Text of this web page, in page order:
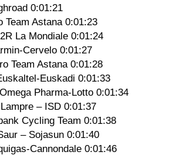
0:01:21
Team Astana 0:01:23
La Mondiale 0:01:24
Cervelo 0:01:27
Team Astana 0:01:28
Euskadi 0:01:33
Pharma-Lotto 0:01:34
– ISD 0:01:37
Cycling Team 0:01:38
– Sojasun 0:01:40
Cannondale 0:01:46